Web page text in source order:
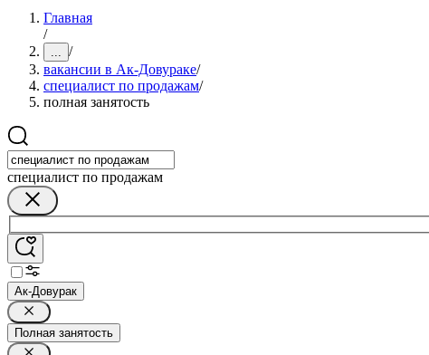
Главная
/
... /
вакансии в Ак-Довураке/
специалист по продажам/
полная занятость
специалист по продажам
Ак-Довурак
Полная занятость